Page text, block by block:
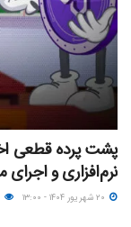
پشت پرده قطعی
نرم‌افزاری و